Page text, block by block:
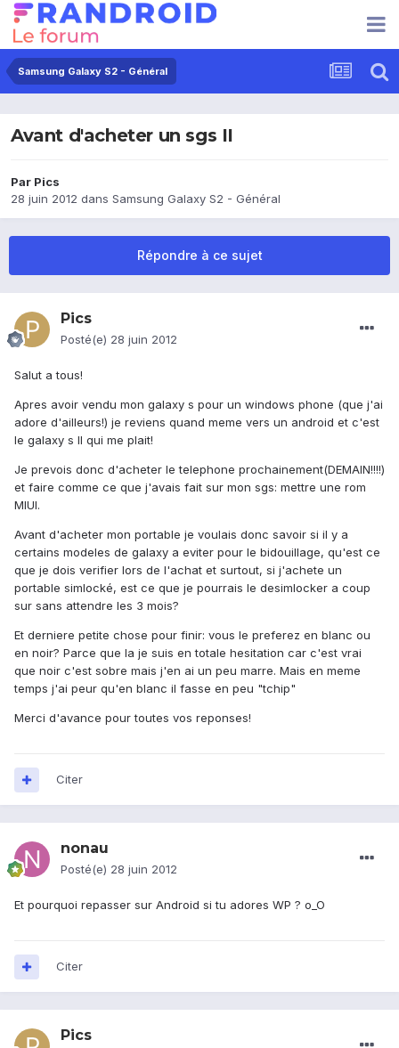
Samsung Galaxy S2 - Général
Avant d'acheter un sgs II
Par Pics
28 juin 2012 dans Samsung Galaxy S2 - Général
Répondre à ce sujet
Pics
Posté(e) 28 juin 2012
Salut a tous!
Apres avoir vendu mon galaxy s pour un windows phone (que j'ai
adore d'ailleurs!) je reviens quand meme vers un android et c'est
le galaxy s II qui me plait!
Je prevois donc d'acheter le telephone prochainement(DEMAIN!!!!)
et faire comme ce que j'avais fait sur mon sgs: mettre une rom
MIUI.
Avant d'acheter mon portable je voulais donc savoir si il y a
certains modeles de galaxy a eviter pour le bidouillage, qu'est ce
que je dois verifier lors de l'achat et surtout, si j'achete un
portable simlocké, est ce que je pourrais le desimlocker a coup
sur sans attendre les 3 mois?
Et derniere petite chose pour finir: vous le preferez en blanc ou
en noir? Parce que la je suis en totale hesitation car c'est vrai
que noir c'est sobre mais j'en ai un peu marre. Mais en meme
temps j'ai peur qu'en blanc il fasse en peu "tchip"
Merci d'avance pour toutes vos reponses!
Citer
nonau
Posté(e) 28 juin 2012
Et pourquoi repasser sur Android si tu adores WP ? o_O
Citer
Pics